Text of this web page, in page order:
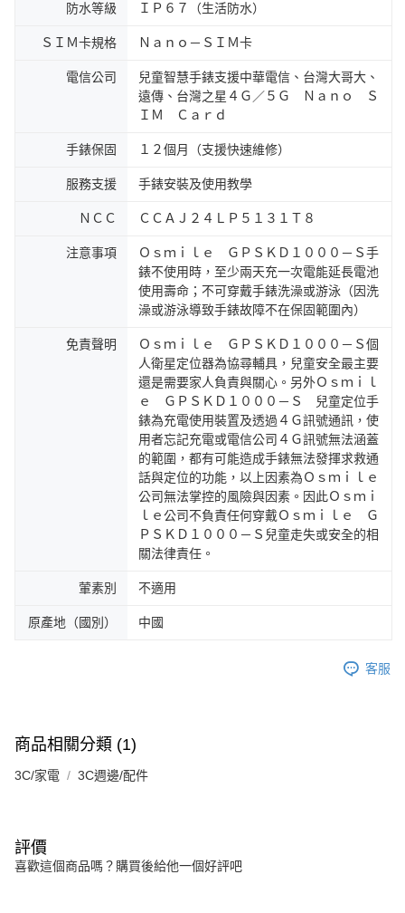
防水等級 ＩＰ６７（生活防水）
ＳＩＭ卡規格 Ｎａｎｏ－ＳＩＭ卡
電信公司
兒童智慧手錶支援中華電信、台灣大哥大、
遠傳、台灣之星４Ｇ／５Ｇ Ｎａｎｏ Ｓ
ＩＭ Ｃａｒｄ
手錶保固 １２個月（支援快速維修）
服務支援 手錶安裝及使用教學
ＮＣＣ ＣＣＡＪ２４ＬＰ５１３１Ｔ８
注意事項
Ｏｓｍｉｌｅ ＧＰＳＫＤ１０００－Ｓ手
錶不使用時，至少兩天充一次電能延長電池
使用壽命；不可穿戴手錶洗澡或游泳（因洗
澡或游泳導致手錶故障不在保固範圍內）
免責聲明
Ｏｓｍｉｌｅ ＧＰＳＫＤ１０００－Ｓ個
人衛星定位器為協尋輔具，兒童安全最主要
還是需要家人負責與關心。另外Ｏｓｍｉｌ
ｅ ＧＰＳＫＤ１０００－Ｓ 兒童定位手
錶為充電使用裝置及透過４Ｇ訊號通訊，使
用者忘記充電或電信公司４Ｇ訊號無法涵蓋
的範圍，都有可能造成手錶無法發揮求救通
話與定位的功能，以上因素為Ｏｓｍｉｌｅ
公司無法掌控的風險與因素。因此Ｏｓｍｉ
ｌｅ公司不負責任何穿戴Ｏｓｍｉｌｅ Ｇ
ＰＳＫＤ１０００－Ｓ兒童走失或安全的相
關法律責任。
葷素別 不適用
原產地（國別） 中國
客服
商品相關分類 (1)
3C/家電 3C週邊/配件
評價
喜歡這個商品嗎？購買後給他一個好評吧